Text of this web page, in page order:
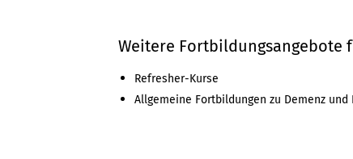
Weitere
Refresher-Kurse
Allgemeine Fortbildungen zu Demenz und